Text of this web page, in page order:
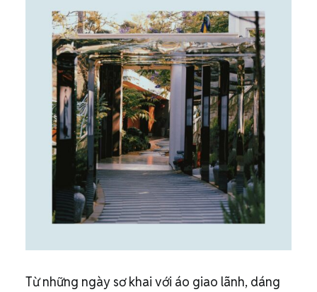
Từ những ngày sơ khai với áo giao lãnh, dáng